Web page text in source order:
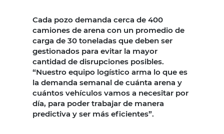
Cada pozo demanda cerca de 400
camiones de arena con un promedio de
carga de 30 toneladas que deben ser
gestionados para evitar la mayor
cantidad de disrupciones posibles.
“Nuestro equipo logístico arma lo que es
la demanda semanal de cuánta arena y
cuántos vehículos vamos a necesitar por
día, para poder trabajar de manera
predictiva y ser más eficientes”.